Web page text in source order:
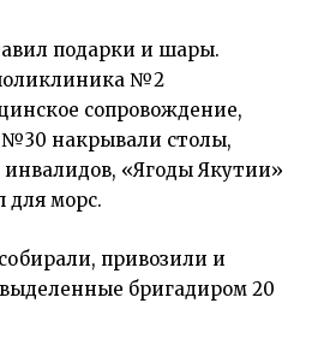
подарки и шары.
№2
сопровождение,
накрывали столы,
«Ягоды Якутии»
для морс.
привозили и
бригадиром 20